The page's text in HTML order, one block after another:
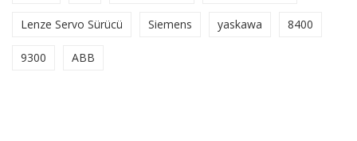
Lenze Servo Sürücü Siemens yaskawa 8400
9300 ABB